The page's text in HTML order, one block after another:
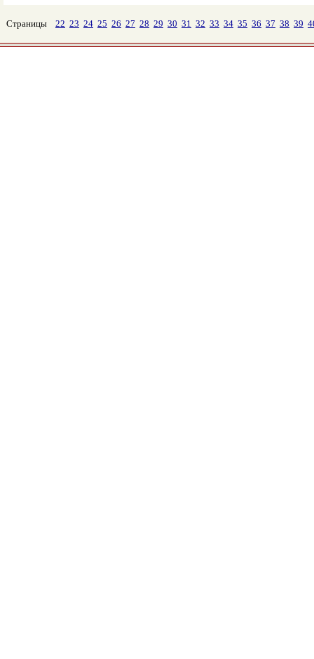
Страницы 22 23 24 25 26 27 28 29 30 31 32 33 34 35 36 37 38 39